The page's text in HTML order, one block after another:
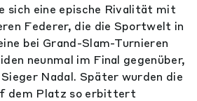
sich eine epische Rivalität mit
Federer, die die Sportwelt in
bei Grand-Slam-Turnieren
neunmal im Final gegenüber,
Nadal. Später wurden die
dem Platz so erbittert